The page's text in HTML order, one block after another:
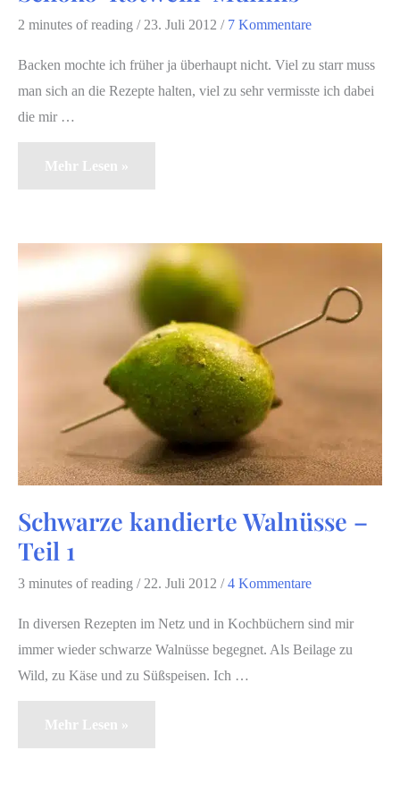
2 minutes of reading / 23. Juli 2012 / 7 Kommentare
Backen mochte ich früher ja überhaupt nicht. Viel zu starr muss
man sich an die Rezepte halten, viel zu sehr vermisste ich dabei
die mir …
Schoko-
Rotwein-
Mehr Lesen »
Schwarze kandierte Walnüsse –
Teil 1
3 minutes of reading /22. Juli 2012 /4 Kommentare
In diversen Rezepten im Netz und in Kochbüchern sind mir
immer wieder schwarze Walnüsse begegnet. Als Beilage zu
Wild, zu Käse und zu Süßspeisen. Ich …
Schwarze
Kandierte
Mehr Lesen »